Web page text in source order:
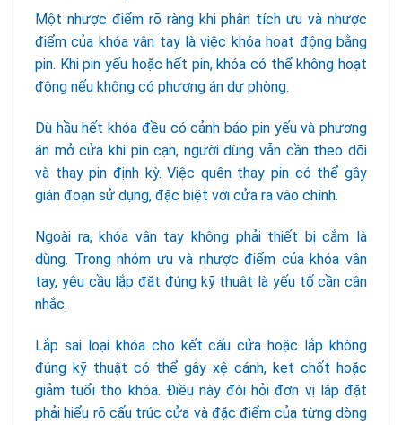
Một nhược điểm rõ ràng khi phân tích ưu và nhược
điểm của khóa vân tay là việc khóa hoạt động bằng
pin. Khi pin yếu hoặc hết pin, khóa có thể không hoạt
động nếu không có phương án dự phòng.
Dù hầu hết khóa đều có cảnh báo pin yếu và phương
án mở cửa khi pin cạn, người dùng vẫn cần theo dõi
và thay pin định kỳ. Việc quên thay pin có thể gây
gián đoạn sử dụng, đặc biệt với cửa ra vào chính.
Ngoài ra, khóa vân tay không phải thiết bị cắm là
dùng. Trong nhóm ưu và nhược điểm của khóa vân
tay, yêu cầu lắp đặt đúng kỹ thuật là yếu tố cần cân
nhắc.
Lắp sai loại khóa cho kết cấu cửa hoặc lắp không
đúng kỹ thuật có thể gây xệ cánh, kẹt chốt hoặc
giảm tuổi thọ khóa. Điều này đòi hỏi đơn vị lắp đặt
phải hiểu rõ cấu trúc cửa và đặc điểm của từng dòng